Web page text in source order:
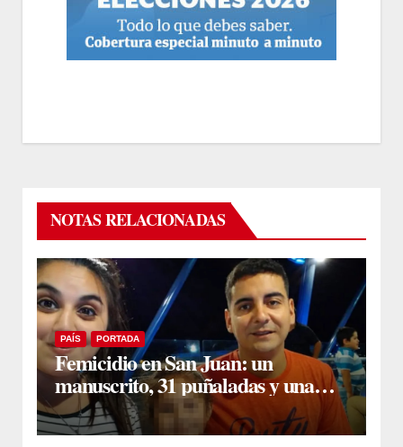
NOTAS RELACIONADAS
PAÍS PORTADA
Femicidio en San Juan: un
manuscrito, 31 puñaladas y una
denuncia previa complican la
situación del acusado